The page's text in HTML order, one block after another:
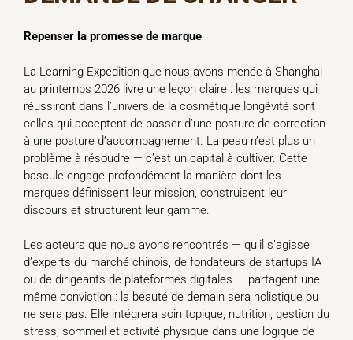
Repenser la promesse de marque
La Learning Expedition que nous avons menée à Shanghai
au printemps 2026 livre une leçon claire : les marques qui
réussiront dans l’univers de la cosmétique longévité sont
celles qui acceptent de passer d’une posture de correction
à une posture d’accompagnement. La peau n’est plus un
problème à résoudre — c’est un capital à cultiver. Cette
bascule engage profondément la manière dont les
marques définissent leur mission, construisent leur
discours et structurent leur gamme.
Les acteurs que nous avons rencontrés — qu’il s’agisse
d’experts du marché chinois, de fondateurs de startups IA
ou de dirigeants de plateformes digitales — partagent une
même conviction : la beauté de demain sera holistique ou
ne sera pas. Elle intégrera soin topique, nutrition, gestion du
stress, sommeil et activité physique dans une logique de